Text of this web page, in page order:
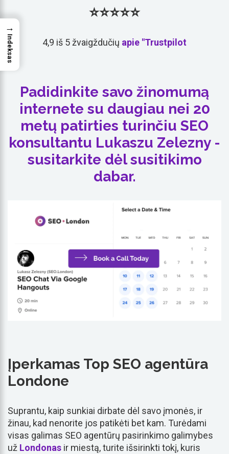
⭐⭐⭐⭐⭐
4,9 iš 5 žvaigždučių apie "Trustpilot
Padidinkite savo žinomumą
internete su daugiau nei 20
metų patirties turinčiu SEO
konsultantu Lukaszu Zelezny -
susitarkite dėl susitikimo
dabar.
Įperkamas Top SEO agentūra
Londone
Suprantu, kaip sunkiai dirbate dėl savo įmonės, ir
žinau, kad nenorite jos patikėti bet kam. Turėdami
visas galimas SEO agentūrų pasirinkimo galimybes
už Londonas ir miestą, turite išsirinkti tokį, kuris
→
Indeksas